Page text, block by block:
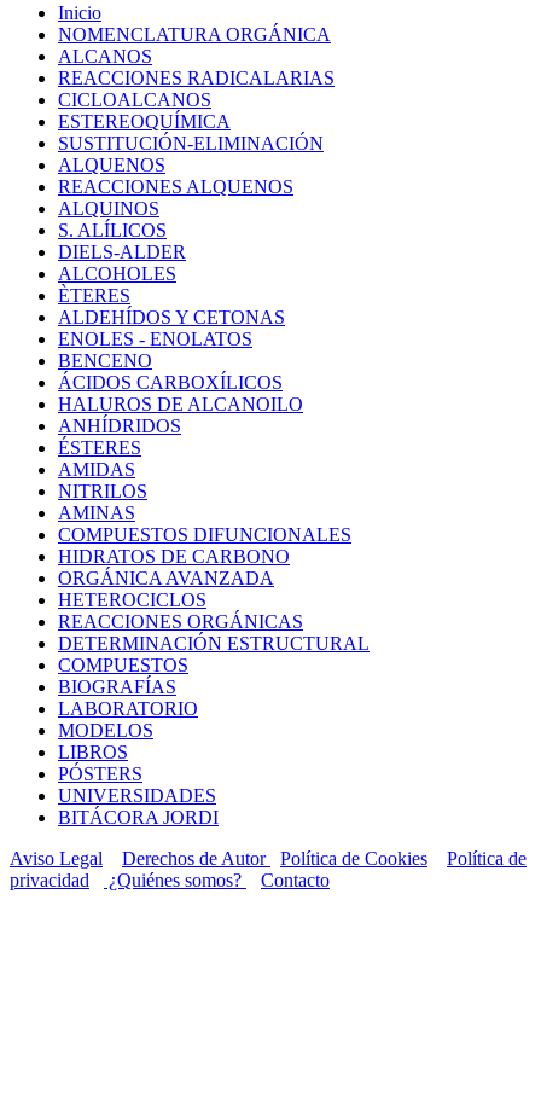
Inicio
NOMENCLATURA ORGÁNICA
ALCANOS
REACCIONES RADICALARIAS
CICLOALCANOS
ESTEREOQUÍMICA
SUSTITUCIÓN-ELIMINACIÓN
ALQUENOS
REACCIONES ALQUENOS
ALQUINOS
S. ALÍLICOS
DIELS-ALDER
ALCOHOLES
ÈTERES
ALDEHÍDOS Y CETONAS
ENOLES - ENOLATOS
BENCENO
ÁCIDOS CARBOXÍLICOS
HALUROS DE ALCANOILO
ANHÍDRIDOS
ÉSTERES
AMIDAS
NITRILOS
AMINAS
COMPUESTOS DIFUNCIONALES
HIDRATOS DE CARBONO
ORGÁNICA AVANZADA
HETEROCICLOS
REACCIONES ORGÁNICAS
DETERMINACIÓN ESTRUCTURAL
COMPUESTOS
BIOGRAFÍAS
LABORATORIO
MODELOS
LIBROS
PÓSTERS
UNIVERSIDADES
BITÁCORA JORDI
Aviso Legal
Derechos de Autor Política de Cookies
Política de
privacidad
¿Quiénes somos? Contacto